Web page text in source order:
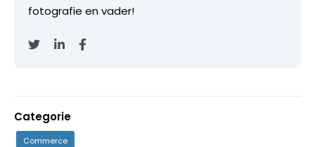
fotografie en vader!
Categorie
Commerce